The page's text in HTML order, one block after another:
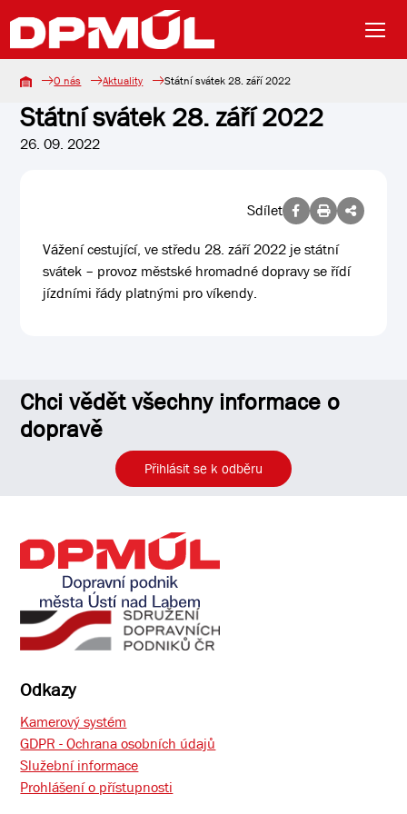
O nás Aktuality Státní svátek 28. září 2022
Státní svátek 28. září 2022
26. 09. 2022
Sdílet
Vážení cestující, ve středu 28. září 2022 je státní
svátek – provoz městské hromadné dopravy se řídí
jízdními řády platnými pro víkendy.
Chci vědět všechny informace o
dopravě
Přihlásit se k odběru
Odkazy
Kamerový systém
GDPR - Ochrana osobních údajů
Služební informace
Prohlášení o přístupnosti